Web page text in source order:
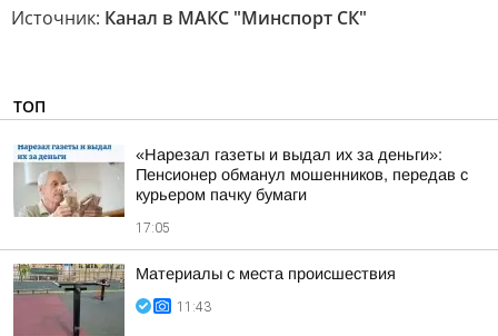
Источник: Канал в МАКС "Минспорт СК"
ТОП
«Нарезал газеты и выдал их за деньги»:
Пенсионер обманул мошенников, передав с
курьером пачку бумаги
17:05
Материалы с места происшествия
11:43